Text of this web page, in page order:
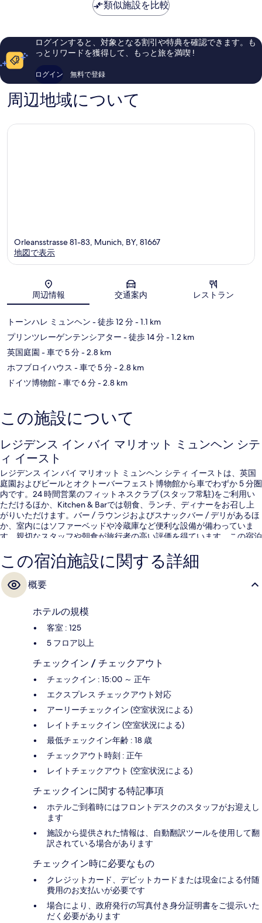
ー
の
す
べ
写
細
ウ
ン
1,002
件
の
コ
ミ
ィ
セ
ト
い、
口
口
類似施設を比較
ログインすると、対象となる割引や特典を確認できます。も
っとリワードを獲得して、もっと旅を満喫 !
ログイン 無料で登録
周辺地域について
地図
Orleansstrasse 81-83, Munich, BY, 81667
地図で表示
周辺情報 交通案内 レストラン
トーンハレ ミュンヘン - 徒歩 12 分- 1.1 km
プリンツレーゲンテンシアター - 徒歩 14 分- 1.2 km
英国庭園 - 車で 5 分- 2.8 km
ホフブロイハウス - 車で 5 分- 2.8 km
ドイツ博物館- 車で 6 分- 2.8 km
この施設について
レジデンス イン バイ マリオット ミュンヘン シテ
ィ イースト
レジデンス イン バイ マリオット ミュンヘン シティ イーストは、英国
庭園およびビールとオクトーバーフェスト博物館から車でわずか 5 分圏
内です。24 時間営業のフィットネスクラブ (スタッフ常駐)をご利用い
ただけるほか、Kitchen & Barでは朝食、ランチ、ディナーをお召し上
がりいただけます。バー / ラウンジおよびスナックバー / デリがあるほ
か、室内にはソファーベッドや冷蔵庫など便利な設備が備わっていま
す。親切なスタッフや朝食が旅行者の高い評価を得ています。この宿泊
トラム停留所までは 3 分、地下鉄 東駅までは 6 分です。
この宿泊施設に関する詳細
概要
ホテルの規模
客室 : 125
5 フロア以上
チェックイン / チェックアウト
チェックイン : 15:00 ～ 正午
エクスプレス チェックアウト対応
アーリーチェックイン (空室状況による)
レイトチェックイン (空室状況による)
最低チェックイン年齢 : 18 歳
チェックアウト時刻 : 正午
レイトチェックアウト (空室状況による)
チェックインに関する特記事項
ホテルご到着時にはフロントデスクのスタッフがお迎えし
ます
施設から提供された情報は、自動翻訳ツールを使用して翻
訳されている場合があります
チェックイン時に必要なもの
クレジットカード、デビットカードまたは現金による付随
費用のお支払いが必要です
場合により、政府発行の写真付き身分証明書をご提示いた
だく必要があります